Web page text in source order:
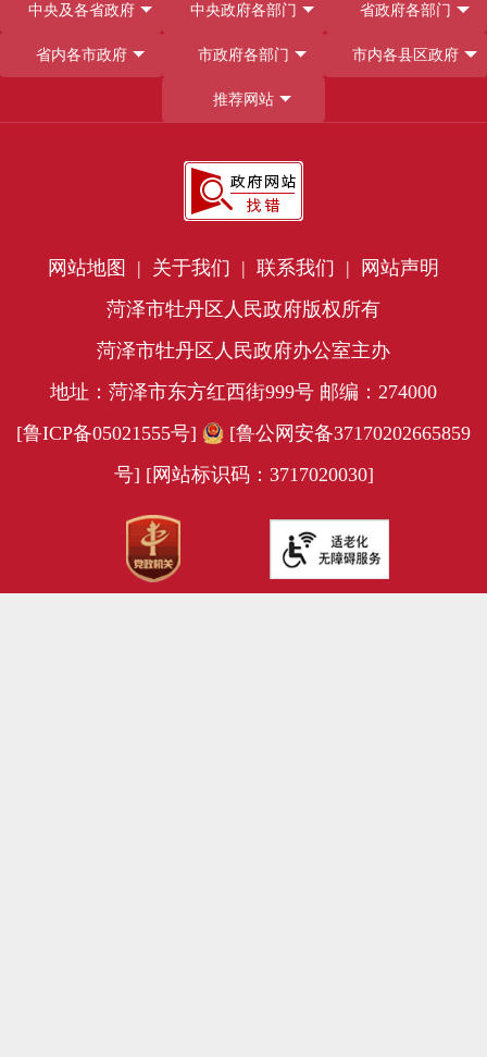
中央及各省政府 中央政府各部门 省政府各部门
省内各市政府 市政府各部门 市内各县区政府
推荐网站
网站地图 | 关于我们 | 联系我们 |
网站声明
菏泽市牡丹区人民政府版权所有
菏泽市牡丹区人民政府办公室主办
地址：菏泽市东方红西街999号 邮编：274000
[鲁ICP备05021555号]
[鲁公网安备37170202665859
号] [网站标识码：3717020030]